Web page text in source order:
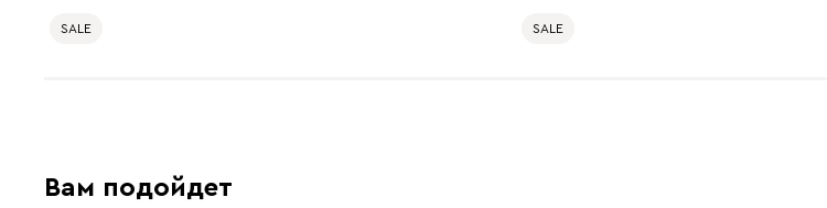
SALE SALE
Вам подойдет